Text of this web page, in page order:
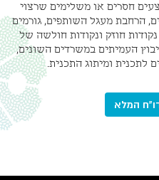
חסרים או משלימים שרצוי
הרחבת מעגל השותפים, גורמים
חוזק ונקודות חולשה של
העמיתים במשרדים השונים,
לתכנית ומיתוג התכנית.
המלא